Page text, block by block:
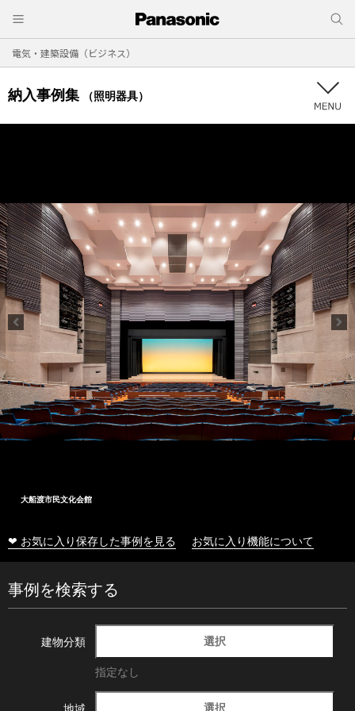
電気・建築設備（ビジネス）
納入事例集 （照明器具）
大船渡市民文化会館
❤ お気に入り保存した事例を見る お気に入り機能について
事例を検索する
建物分類 選択
指定なし
地域 選択